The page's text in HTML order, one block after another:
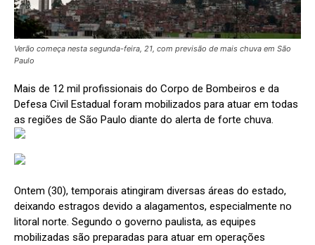
Verão começa nesta segunda-feira, 21, com previsão de mais chuva em São
Paulo
Mais de 12 mil profissionais do Corpo de Bombeiros e da
Defesa Civil Estadual foram mobilizados para atuar em todas
as regiões de São Paulo diante do alerta de forte chuva.
Ontem (30), temporais atingiram diversas áreas do estado,
deixando estragos devido a alagamentos, especialmente no
litoral norte. Segundo o governo paulista, as equipes
mobilizadas são preparadas para atuar em operações